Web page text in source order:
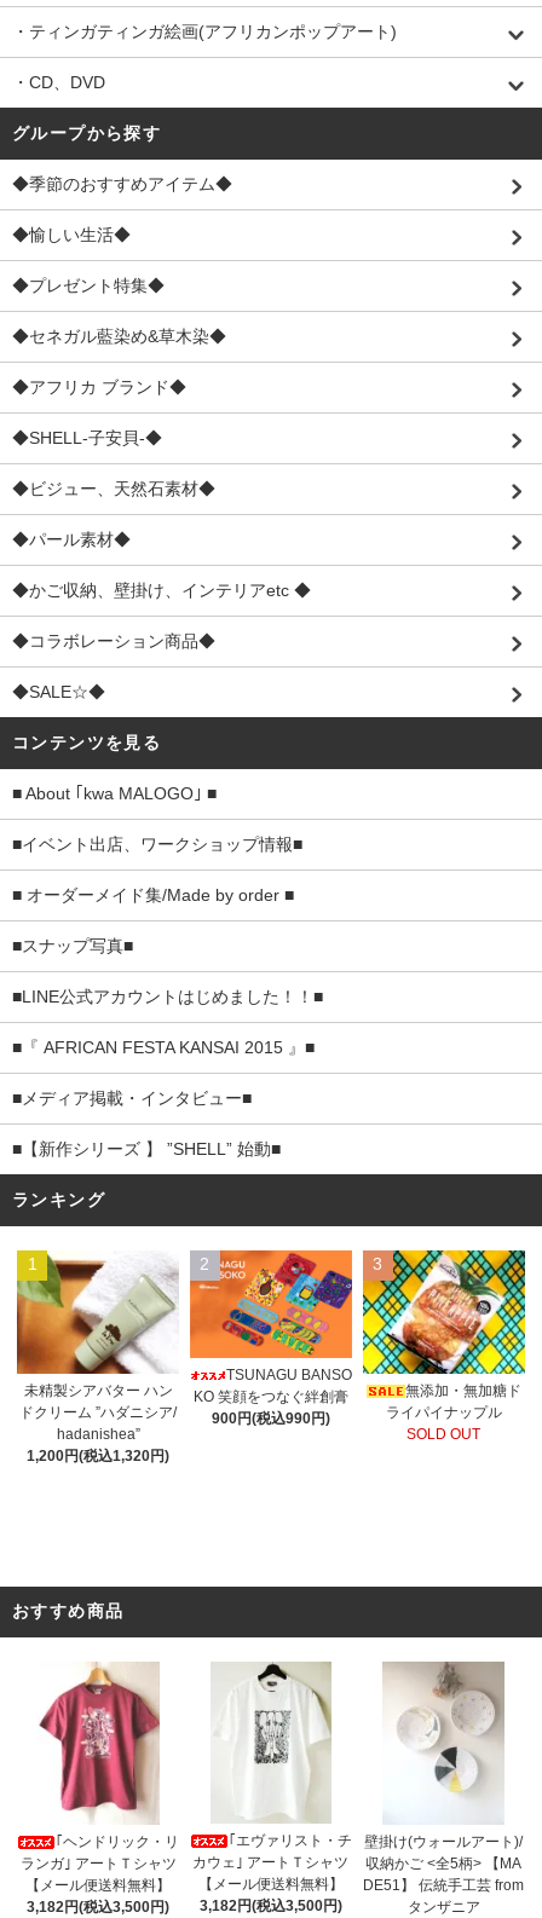
・ティンガティンガ絵画(アフリカンポップアート)
・CD、DVD
グループから探す
◆季節のおすすめアイテム◆
◆愉しい生活◆
◆プレゼント特集◆
◆セネガル藍染め&草木染◆
◆アフリカ ブランド◆
◆SHELL-子安貝-◆
◆ビジュー、天然石素材◆
◆パール素材◆
◆かご収納、壁掛け、インテリアetc ◆
◆コラボレーション商品◆
◆SALE☆◆
コンテンツを見る
■ About ｢kwa MALOGO｣ ■
■イベント出店、ワークショップ情報■
■ オーダーメイド集/Made by order ■
■スナップ写真■
■LINE公式アカウントはじめました！！■
■『 AFRICAN FESTA KANSAI 2015 』■
■メディア掲載・インタビュー■
■【新作シリーズ 】 ”SHELL” 始動■
ランキング
1
未精製シアバター ハン
ドクリーム ”ハダニシア/
hadanishea”
1,200円(税込1,320円)
2
TSUNAGU BANSO
KO 笑顔をつなぐ絆創膏
900円(税込990円)
3
無添加・無加糖ド
ライパイナップル
SOLD OUT
おすすめ商品
｢ヘンドリック・リ
ランガ｣ アートＴシャツ
【メール便送料無料】
3,182円(税込3,500円)
｢エヴァリスト・チ
カウェ｣ アートＴシャツ
【メール便送料無料】
3,182円(税込3,500円)
壁掛け(ウォールアート)/
収納かご <全5柄> 【MA
DE51】 伝統手工芸 from
タンザニア